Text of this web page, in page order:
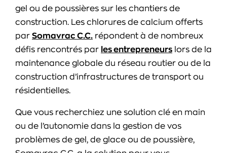
gel ou de poussières sur les chantiers de
construction. Les chlorures de calcium offerts
par Somavrac C.C. répondent à de nombreux
défis rencontrés par les entrepreneurs lors de la
maintenance globale du réseau routier ou de la
construction d’infrastructures de transport ou
résidentielles.
Que vous recherchiez une solution clé en main
ou de l’autonomie dans la gestion de vos
problèmes de gel, de glace ou de poussière,